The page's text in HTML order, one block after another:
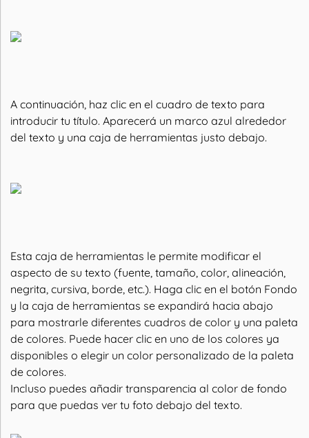
A continuación, haz clic en el cuadro de texto para
introducir tu título. Aparecerá un marco azul alrededor
del texto y una caja de herramientas justo debajo.
Esta caja de herramientas le permite modificar el
aspecto de su texto (fuente, tamaño, color, alineación,
negrita, cursiva, borde, etc.). Haga clic en el botón Fondo
y la caja de herramientas se expandirá hacia abajo
para mostrarle diferentes cuadros de color y una paleta
de colores. Puede hacer clic en uno de los colores ya
disponibles o elegir un color personalizado de la paleta
de colores.
Incluso puedes añadir transparencia al color de fondo
para que puedas ver tu foto debajo del texto.